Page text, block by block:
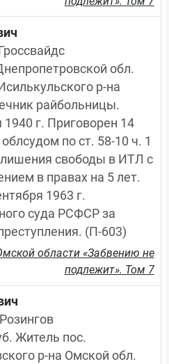
обл.
р-на
райбольницы.
г. Приговорен 14
по ст. 58-10 ч. 1
свободы в ИТЛ с
в правах на 5 лет.
1963 г.
суда РСФСР за
(П-603)
области «Забвению не
подлежит». Том 7
Житель пос.
р-на Омской обл.